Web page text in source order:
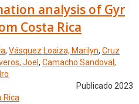
analysis of Gyr
Costa Rica
, Vásquez Loaiza, Marilyn, Cruz
Joel , Camacho Sandoval,
Publicado 2023
Rica